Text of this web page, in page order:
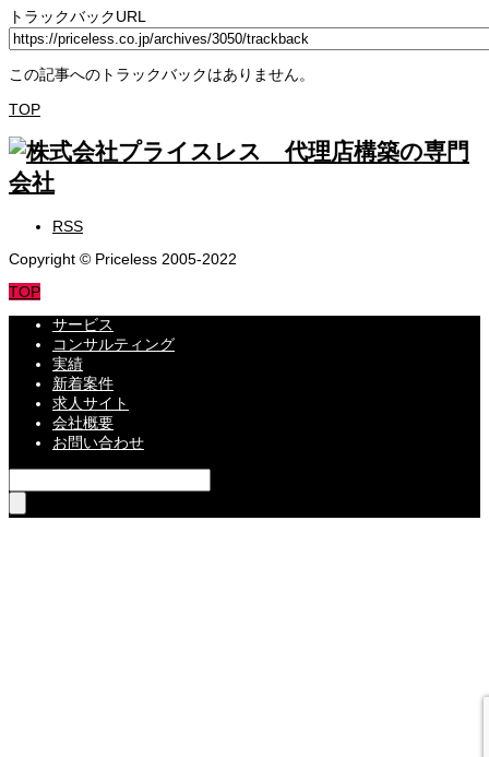
トラックバックURL
この記事へのトラックバックはありません。
TOP
RSS
Copyright © Priceless 2005-2022
TOP
サービス
コンサルティング
実績
新着案件
求人サイト
会社概要
お問い合わせ